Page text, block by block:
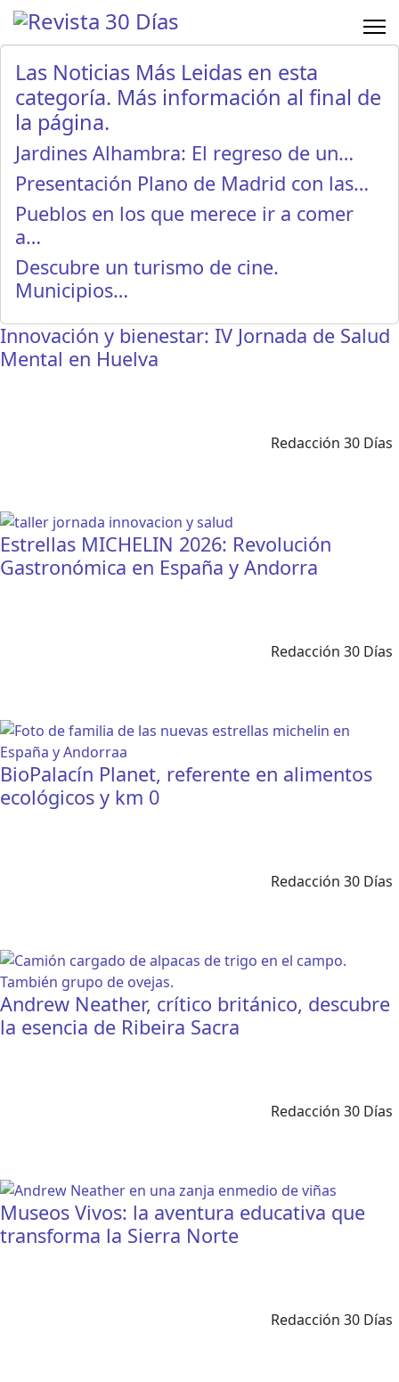
Las Noticias Más Leidas en esta
categoría. Más información al final de
la página.
Jardines Alhambra: El regreso de un…
Presentación Plano de Madrid con las…
Pueblos en los que merece ir a comer
a…
Descubre un turismo de cine.
Municipios…
Innovación y bienestar: IV Jornada de Salud
Mental en Huelva
Redacción 30 Días
Estrellas MICHELIN 2026: Revolución
Gastronómica en España y Andorra
Redacción 30 Días
BioPalacín Planet, referente en alimentos
ecológicos y km 0
Redacción 30 Días
Andrew Neather, crítico británico, descubre
la esencia de Ribeira Sacra
Redacción 30 Días
Museos Vivos: la aventura educativa que
transforma la Sierra Norte
Redacción 30 Días